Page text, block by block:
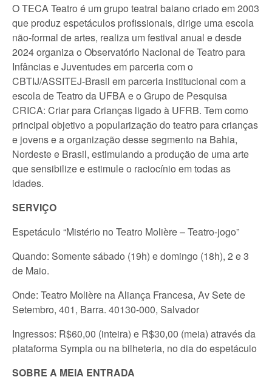
O TECA Teatro é um grupo teatral baiano criado em 2003
que produz espetáculos profissionais, dirige uma escola
não-formal de artes, realiza um festival anual e desde
2024 organiza o Observatório Nacional de Teatro para
Infâncias e Juventudes em parceria com o
CBTIJ/ASSITEJ-Brasil em parceria institucional com a
escola de Teatro da UFBA e o Grupo de Pesquisa
CRICA: Criar para Crianças ligado à UFRB. Tem como
principal objetivo a popularização do teatro para crianças
e jovens e a organização desse segmento na Bahia,
Nordeste e Brasil, estimulando a produção de uma arte
que sensibilize e estimule o raciocínio em todas as
idades.
SERVIÇO
Espetáculo “Mistério no Teatro Molière – Teatro-jogo”
Quando: Somente sábado (19h) e domingo (18h), 2 e 3
de Maio.
Onde: Teatro Molière na Aliança Francesa, Av Sete de
Setembro, 401, Barra. 40130-000, Salvador
Ingressos: R$60,00 (inteira) e R$30,00 (meia) através da
plataforma Sympla ou na bilheteria, no dia do espetáculo
SOBRE A MEIA ENTRADA